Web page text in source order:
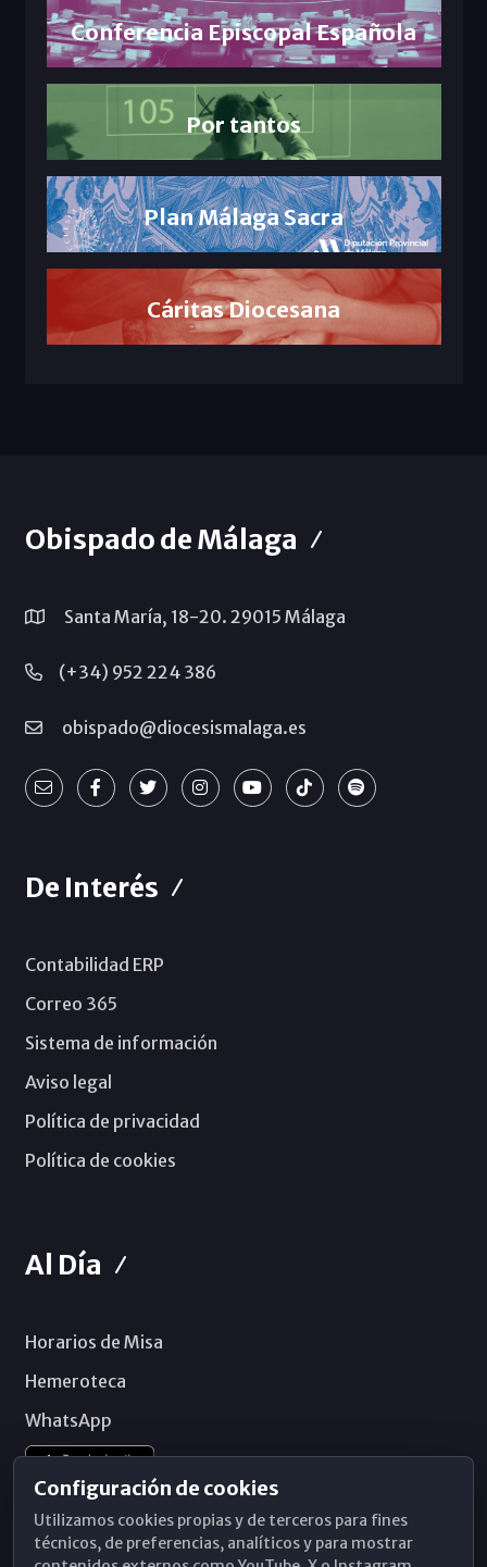
Conferencia Episcopal Española
Por tantos
Plan Málaga Sacra
Cáritas Diocesana
Obispado de Málaga
Santa María, 18-20. 29015 Málaga
(+34) 952 224 386
obispado@diocesismalaga.es
De Interés
Contabilidad ERP
Correo 365
Sistema de información
Aviso legal
Política de privacidad
Política de cookies
Al Día
Horarios de Misa
Hemeroteca
WhatsApp
Configuración de cookies
Utilizamos cookies propias y de terceros para fines
técnicos, de preferencias, analíticos y para mostrar